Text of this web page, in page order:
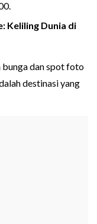
Keliling Dunia di
bunga dan spot foto
destinasi yang